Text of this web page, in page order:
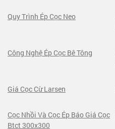
Quy Trình Ép Cọc Neo
Công Nghệ Ép Cọc Bê Tông
Giá Cọc Cừ Larsen
Cọc Nhồi Và Cọc Ép Báo Giá Cọc
Btct 300x300